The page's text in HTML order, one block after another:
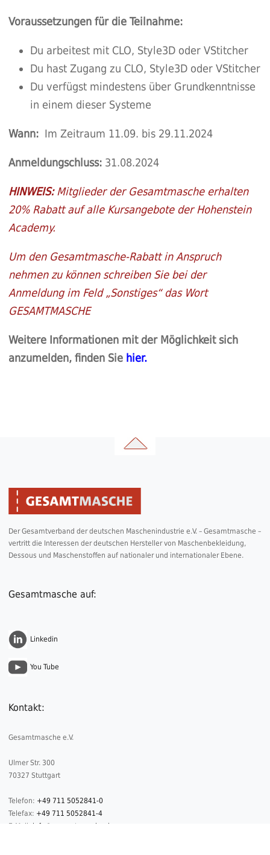
Voraussetzungen für die Teilnahme:
Du arbeitest mit CLO, Style3D oder VStitcher
Du hast Zugang zu CLO, Style3D oder VStitcher
Du verfügst mindestens über Grundkenntnisse
in einem dieser Systeme
Wann:Im Zeitraum 11.09. bis 29.11.2024
Anmeldungschluss: 31.08.2024
HINWEIS:Mitglieder der Gesamtmasche erhalten
20% Rabatt auf alle Kursangebote der Hohenstein
Academy.
Um den Gesamtmasche-Rabatt in Anspruch
nehmen zu könnenschreiben Sie bei der
Anmeldung im Feld „Sonstiges“ das Wort
GESAMTMASCHE
Weitere Informationen mit der Möglichkeit sich
anzumelden, finden Sie hier.
Der Gesamtverband der deutschen Maschenindustrie e.V. – Gesamtmasche –
vertritt die Interessen der deutschen Hersteller von Maschenbekleidung,
Dessous und Maschenstoffen auf nationaler und internationaler Ebene.
Gesamtmasche auf:
Linkedin
You Tube
Kontakt:
Gesamtmasche e.V.
Ulmer Str. 300
70327 Stuttgart
Telefon: +49 711 5052841-0
Telefax: +49 711 5052841-4
E-Mail:
info@gesamtmasche.de